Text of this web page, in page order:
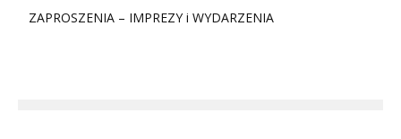
ZAPROSZENIA – IMPREZY i WYDARZENIA